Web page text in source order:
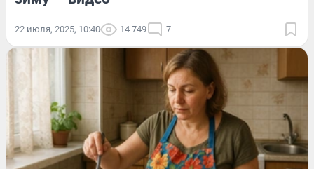
22 июля, 2025, 10:40 14 749 7